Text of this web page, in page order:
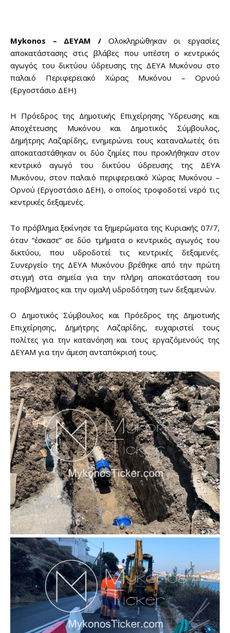
Mykonos – ΔΕΥΑΜ / Ολοκληρώθηκαν οι εργασίες
αποκατάστασης στις βλάβες που υπέστη ο κεντρικός
αγωγός του δικτύου ύδρευσης της ΔΕΥΑ Μυκόνου στο
παλαιό Περιφερειακό Χώρας Μυκόνου – Ορνού
(Εργοστάσιο ΔΕΗ)
Η Πρόεδρος της Δημοτικής Επιχείρησης Ύδρευσης και
Αποχέτευσης Μυκόνου και Δημοτικός Σύμβουλος,
Δημήτρης Λαζαρίδης, ενημερώνει τους καταναλωτές ότι
αποκαταστάθηκαν οι δύο ζημίες που προκλήθηκαν στον
κεντρικό αγωγό του δικτύου ύδρευσης της ΔΕΥΑ
Μυκόνου, στον παλαιό περιφερειακό Χώρας Μυκόνου –
Ορνού (Εργοστάσιο ΔΕΗ), ο οποίος τροφοδοτεί νερό τις
κεντρικές δεξαμενές.
Το πρόβλημα ξεκίνησε τα ξημερώματα της Κυριακής 07/7,
όταν “έσκασε” σε δύο τμήματα ο κεντρικός αγωγός του
δικτύου, που υδροδοτεί τις κεντρικές δεξαμενές.
Συνεργείο της ΔΕΥΑ Μυκόνου βρέθηκε από την πρώτη
στιγμή στα σημεία για την πλήρη αποκατάσταση του
προβλήματος και την ομαλή υδροδότηση των δεξαμενών.
Ο Δημοτικός Σύμβουλος και Πρόεδρος της Δημοτικής
Επιχείρησης, Δημήτρης Λαζαρίδης, ευχαριστεί τους
πολίτες για την κατανόηση και τους εργαζόμενούς της
ΔΕΥΑΜ για την άμεση ανταπόκρισή τους.